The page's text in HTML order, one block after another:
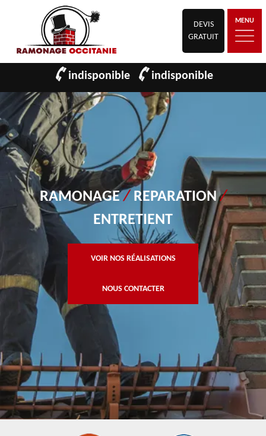
DEVIS
GRATUIT
MENU
indisponible indisponible
RAMONAGE/ REPARATION/
ENTRETIENT
VOIR NOS RÉALISATIONS
NOUS CONTACTER